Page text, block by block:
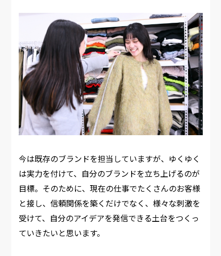
今は既存のブランドを担当していますが、ゆくゆく
は実力を付けて、自分のブランドを立ち上げるのが
目標。そのために、現在の仕事でたくさんのお客様
と接し、信頼関係を築くだけでなく、様々な刺激を
受けて、自分のアイデアを発信できる土台をつくっ
ていきたいと思います。​